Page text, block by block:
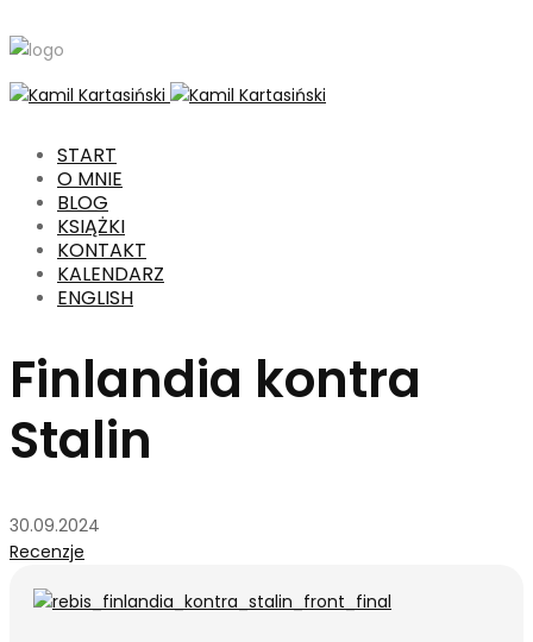
START
O MNIE
BLOG
KSIĄŻKI
KONTAKT
KALENDARZ
ENGLISH
Finlandia kontra
Stalin
30.09.2024
Recenzje